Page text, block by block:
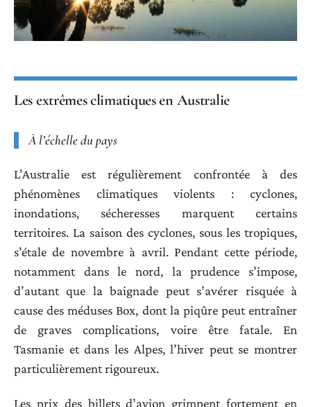
Les extrêmes climatiques en Australie
À l’échelle du pays
L’Australie est régulièrement confrontée à des
phénomènes climatiques violents : cyclones,
inondations, sécheresses marquent certains
territoires. La saison des cyclones, sous les tropiques,
s’étale de novembre à avril. Pendant cette période,
notamment dans le nord, la prudence s’impose,
d’autant que la baignade peut s’avérer risquée à
cause des méduses Box, dont la piqûre peut entraîner
de graves complications, voire être fatale. En
Tasmanie et dans les Alpes, l’hiver peut se montrer
particulièrement rigoureux.
Les prix des billets d’avion grimpent fortement en